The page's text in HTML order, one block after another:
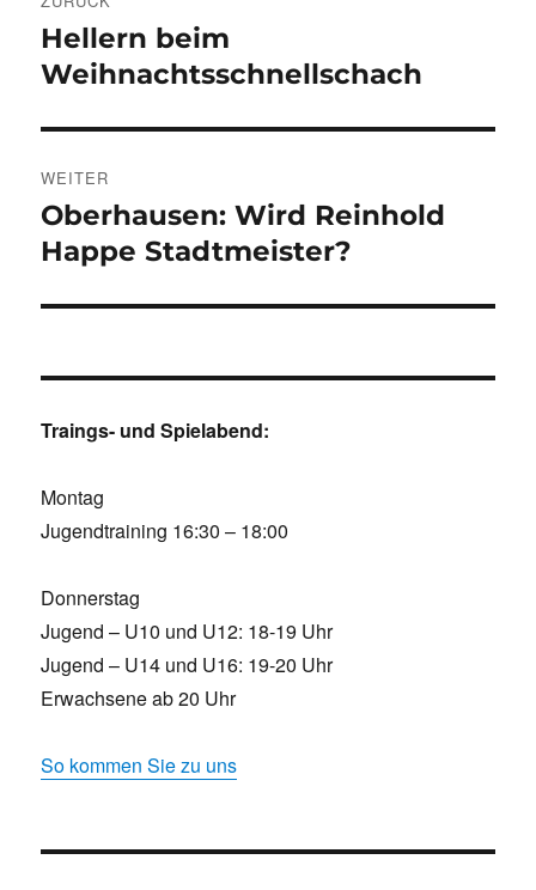
Vorheriger
Beitrag:
Hellern beim
Weihnachtsschnellschach
WEITER
Nächster
Beitrag:
Oberhausen: Wird Reinhold
Happe Stadtmeister?
Traings- und Spielabend:
Montag
Jugendtraining 16:30 – 18:00
Donnerstag
Jugend – U10 und U12: 18-19 Uhr
Jugend – U14 und U16: 19-20 Uhr
Erwachsene ab 20 Uhr
So kommen Sie zu uns